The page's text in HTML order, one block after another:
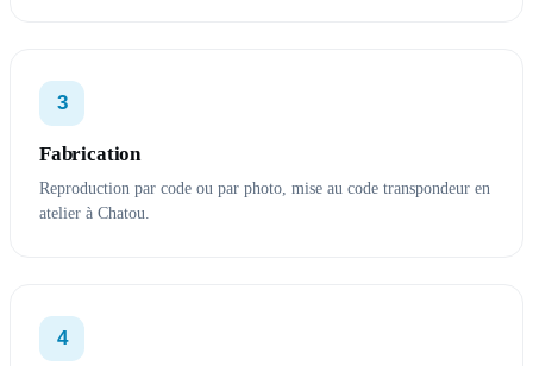
3
Fabrication
Reproduction par code ou par photo, mise au code transpondeur en
atelier à Chatou.
4